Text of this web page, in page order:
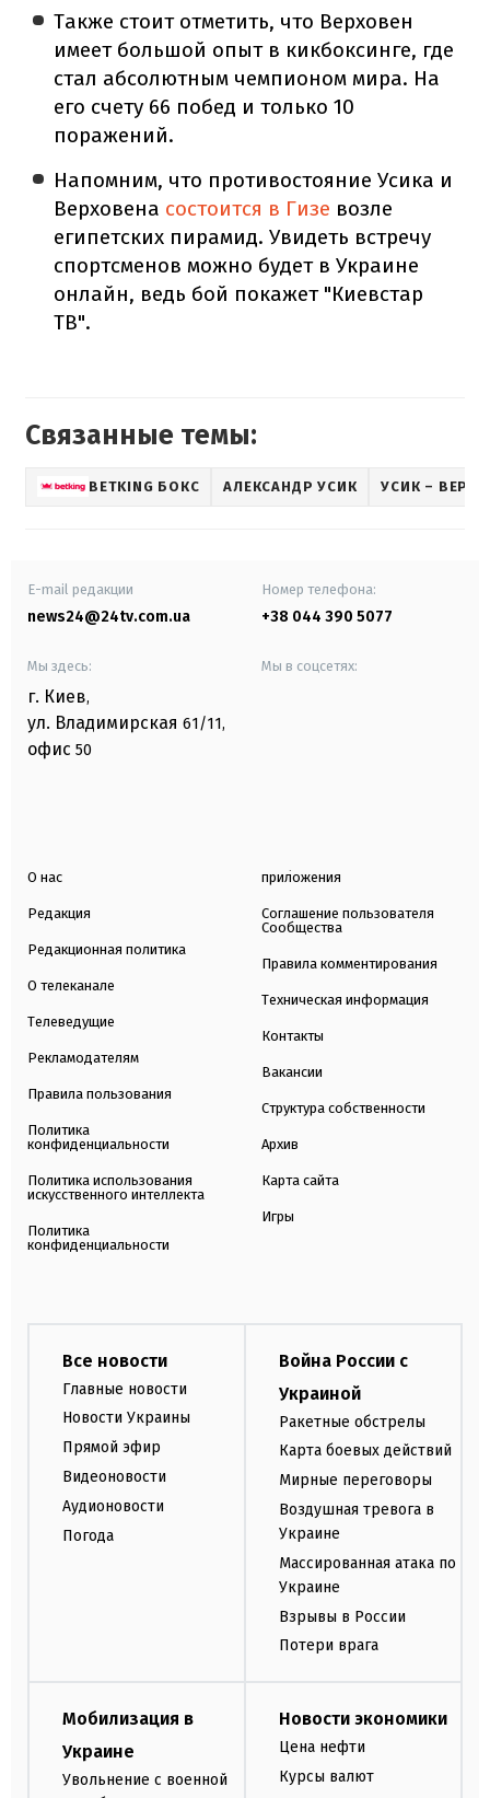
Также стоит отметить, что Верховен
имеет большой опыт в кикбоксинге, где
стал абсолютным чемпионом мира. На
его счету 66 побед и только 10
поражений.
Напомним, что противостояние Усика и
Верховена состоится в Гизе возле
египетских пирамид. Увидеть встречу
спортсменов можно будет в Украине
онлайн, ведь бой покажет "Киевстар
ТВ".
Связанные темы:
BETKING БОКС АЛЕКСАНДР УСИК УСИК –
E-mail редакции
news24@24tv.com.ua
Номер телефона:
+38 044 390 5077
Мы здесь:
г. Киев,
ул. Владимирская 61/11,
офис 50
Мы в соцсетях:
О нас
Редакция
Редакционная политика
О телеканале
Телеведущие
Рекламодателям
Правила пользования
Политика
конфиденциальности
Политика использования
искусственного интеллекта
Политика
конфиденциальности
приложения
Соглашение пользователя
Сообщества
Правила комментирования
Техническая информация
Контакты
Вакансии
Структура собственности
Архив
Карта сайта
Игры
Все новости
Главные новости
Новости Украины
Прямой эфир
Видеоновости
Аудионовости
Погода
Война России с
Украиной
Ракетные обстрелы
Карта боевых действий
Мирные переговоры
Воздушная тревога в
Украине
Массированная атака по
Украине
Взрывы в России
Потери врага
Мобилизация в
Украине
Увольнение с военной
Новости экономики
Цена нефти
Курсы валют